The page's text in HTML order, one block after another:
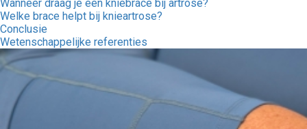
Wanneer draag je een kniebrace bij artrose?
Welke brace helpt bij knieartrose?
Conclusie
Wetenschappelijke referenties
zijn
om
te
Ze
gebruikt
deze